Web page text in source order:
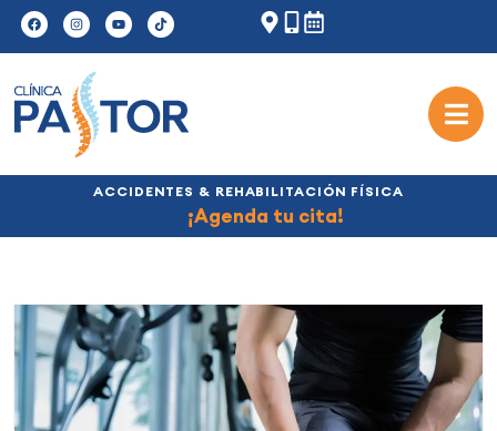
ACCIDENTES & REHABILITACIÓN FÍSICA
¡Agenda tu cita!